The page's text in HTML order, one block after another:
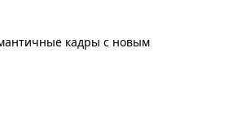
кадры с новым